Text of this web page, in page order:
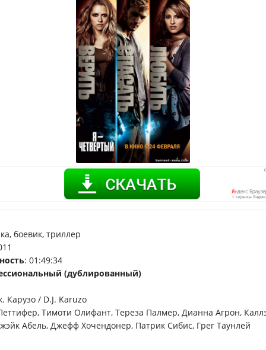
боевик, триллер
: 01:49:34
(дублированный)
Карузо / D.J. Karuzo
Тимоти Олифант, Тереза Палмер, Дианна Агрон,
Абель, Джефф Хочендонер, Патрик Сибис, Грег Таунлей